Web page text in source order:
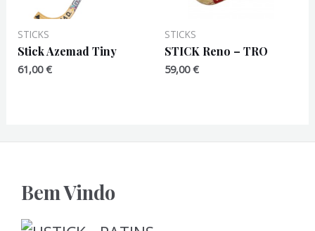
STICKS
Stick Azemad Tiny
61,00€
STICKS
STICK Reno – TRO
59,00€
Bem Vindo